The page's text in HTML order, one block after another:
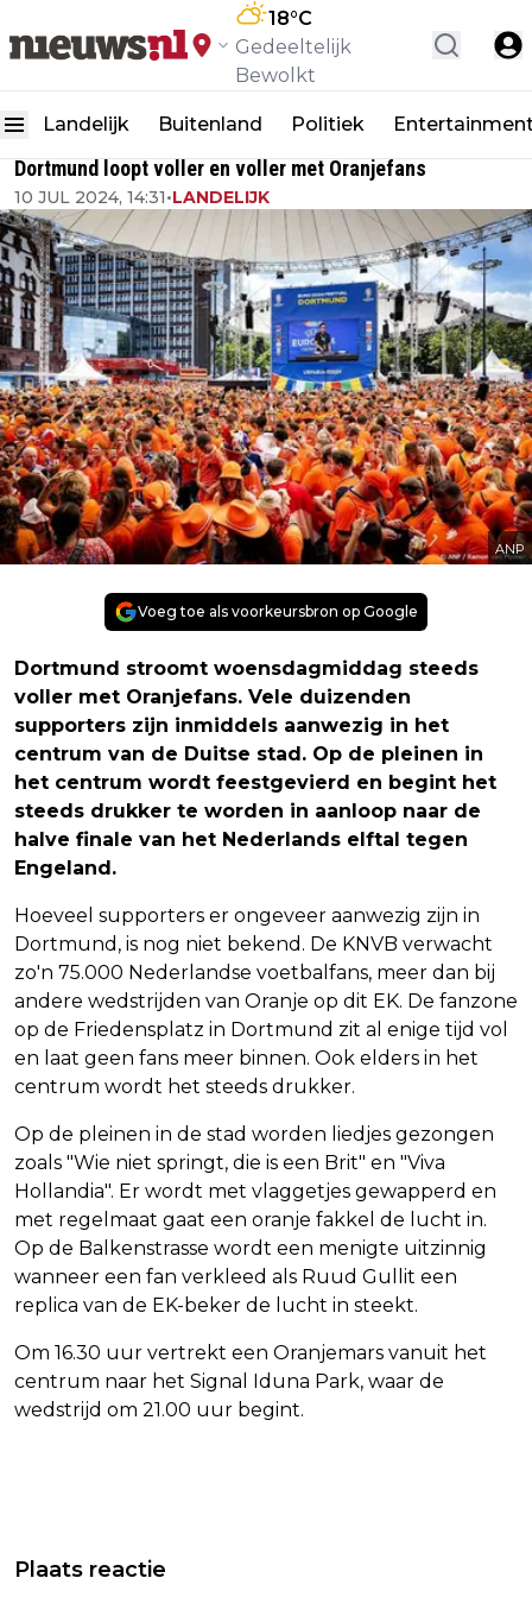
18°C
Gedeeltelijk
Bewolkt
Landelijk Buitenland Politiek
Dortmund loopt voller en voller met Oranjefans
10 JUL 2024, 14:31•LANDELIJK
ANP
Voeg toe als voorkeursbron op Google
Dortmund stroomt woensdagmiddag steeds
voller met Oranjefans. Vele duizenden
supporters zijn inmiddels aanwezig in het
centrum van de Duitse stad. Op de pleinen in
het centrum wordt feestgevierd en begint het
steeds drukker te worden in aanloop naar de
halve finale van het Nederlands elftal tegen
Engeland.
Hoeveel supporters er ongeveer aanwezig zijn in
Dortmund, is nog niet bekend. De KNVB verwacht
zo'n 75.000 Nederlandse voetbalfans, meer dan bij
andere wedstrijden van Oranje op dit EK. De fanzone
op de Friedensplatz in Dortmund zit al enige tijd vol
en laat geen fans meer binnen. Ook elders in het
centrum wordt het steeds drukker.
Op de pleinen in de stad worden liedjes gezongen
zoals "Wie niet springt, die is een Brit" en "Viva
Hollandia". Er wordt met vlaggetjes gewapperd en
met regelmaat gaat een oranje fakkel de lucht in.
Op de Balkenstrasse wordt een menigte uitzinnig
wanneer een fan verkleed als Ruud Gullit een
replica van de EK-beker de lucht in steekt.
Om 16.30 uur vertrekt een Oranjemars vanuit het
centrum naar het Signal Iduna Park, waar de
wedstrijd om 21.00 uur begint.
PAKT EERSTE ZEGE IN VIERDE GIRO-
GEVELPLAAT VAN HVA-GEBOUW
Plaats reactie